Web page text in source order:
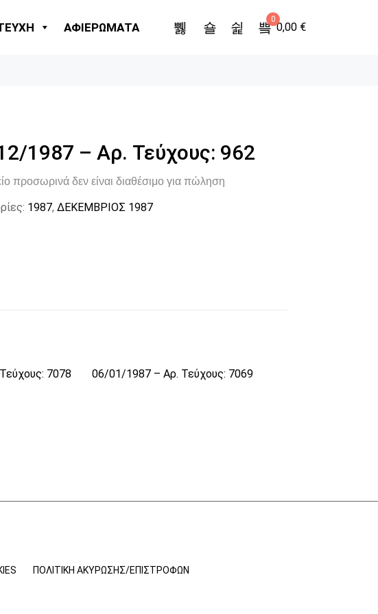
ΑΦΙΕΡΩΜΑΤΑ
0
0,00 €
1987 – Αρ. Τεύχους: 962
προσωρινά δεν είναι διαθέσιμο για πώληση
1987, ΔΕΚΕΜΒΡΙΟΣ 1987
7078 06/01/1987 – Αρ. Τεύχους: 7069
ΠΟΛΙΤΙΚΉ ΑΚΎΡΩΣΗΣ/ΕΠΙΣΤΡΟΦΏΝ